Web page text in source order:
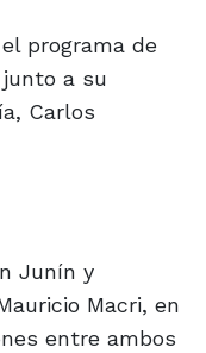
programa de
junto a su
Carlos
Junín y
Macri, en
entre ambos